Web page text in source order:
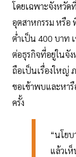
โดยเฉพาะจังหวัด
อุตสาหกรรม หรือ
ต่ำเป็น 400 บาท
ต่อธุรกิจที่อยู่ในจั
ถือเป็นเรื่องใหญ่
ขอเข้าพบและหารื
ครั้ง
“นโย
แล้วเ